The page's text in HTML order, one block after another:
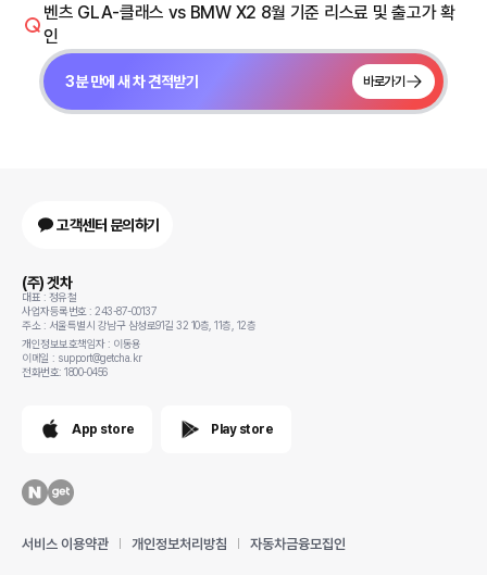
벤츠 GLA-클래스 vs BMW X2 8월 기준 리스료 및 출고가 확
인
3분 만에 새 차 견적받기 바로가기
고객센터 문의하기
(주) 겟차
대표 : 정유철
사업자등록번호 : 243-87-00137
주소 : 서울특별시 강남구 삼성로91길 32 10층, 11층, 12층
개인정보보호책임자 : 이동용
이메일 : support@getcha.kr
전화번호: 1800-0456
App store Play store
서비스 이용약관 개인정보처리방침 자동차금융모집인